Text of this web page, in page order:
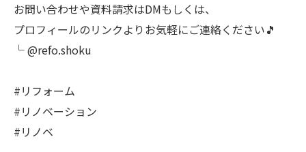
お問い合わせや資料請求はDMもしくは、
プロフィールのリンクよりお気軽にご連絡ください🎵
└ @refo.shoku
#リフォーム
#リノベーション
#リノベ